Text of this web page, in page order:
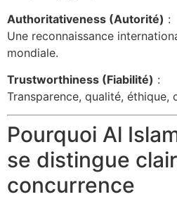
Authoritativeness (Autorité) :
Une reconnaissance
mondiale.
Trustworthiness (Fiabilité) :
Transparence, qualité, éthique,
Pourquoi Al
se distingue
concurrence